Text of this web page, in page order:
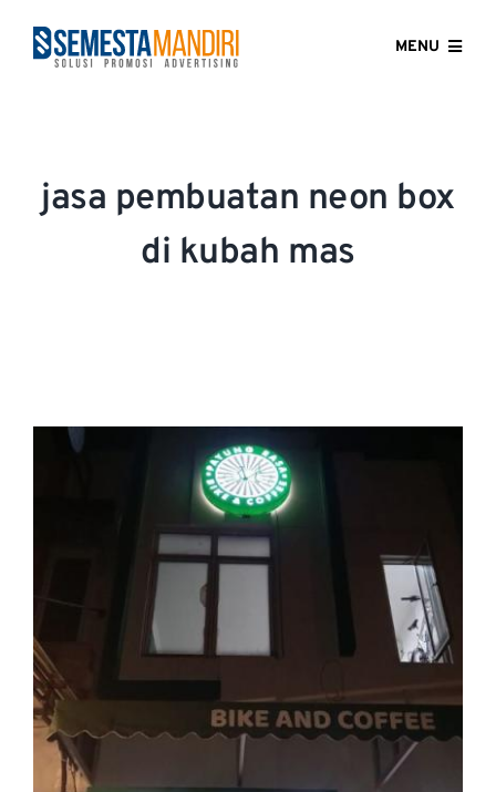
content
MENU
ABOUT US
BLOG
jasa pembuatan neon box
di kubah mas